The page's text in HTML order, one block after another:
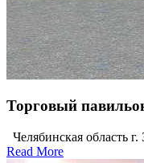
Торговый
Челябинская область
Read More